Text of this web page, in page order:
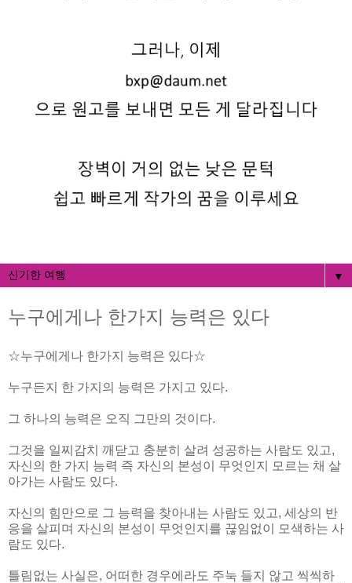
▼
누구에게나 한가지 능력은 있다
☆누구에게나 한가지 능력은 있다☆
누구든지 한 가지의 능력은 가지고 있다.
그 하나의 능력은 오직 그만의 것이다.
그것을 일찌감치 깨닫고 충분히 살려 성공하는 사람도 있고,
자신의 한 가지 능력 즉 자신의 본성이 무엇인지 모르는 채 살
아가는 사람도 있다.
자신의 힘만으로 그 능력을 찾아내는 사람도 있고, 세상의 반
응을 살피며 자신의 본성이 무엇인지를 끊임없이 모색하는 사
람도 있다.
틀림없는 사실은, 어떠한 경우에라도 주눅 들지 않고 씩씩하